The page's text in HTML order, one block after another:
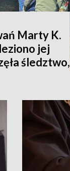
Marty K.
jej
śledztwo,